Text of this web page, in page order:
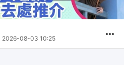
2026-08-03 10:25